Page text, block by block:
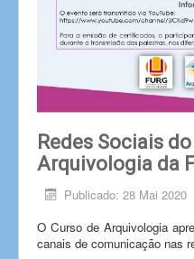
Redes Sociais
Arquivologia da
Publicado: 28 Mai 2020
O Curso de Arquivologia
canais de comunicação nas